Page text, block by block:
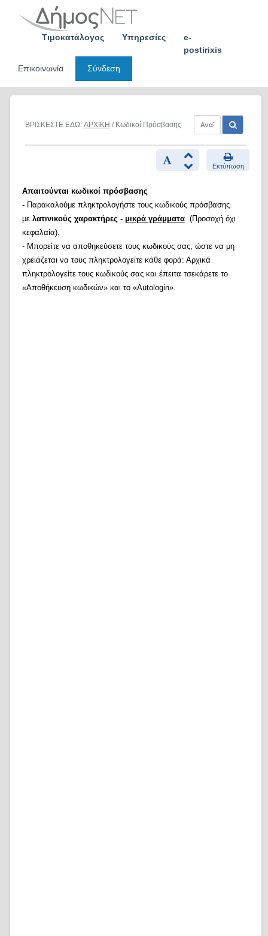
Τιμοκατάλογος Υπηρεσίες
e-
postirixis
Επικοινωνία
Σύνδεση
ΒΡΙΣΚΕΣΤΕ ΕΔΩ: ΑΡΧΙΚΗ / Κωδικοί Πρόσβασης
Εκτύπωση
Απαιτούνται κωδικοί πρόσβασης
- Παρακαλούμε πληκτρολογήστε τους κωδικούς πρόσβασης
με λατινικούς χαρακτήρες - μικρά γράμματα(Προσοχή όχι
κεφαλαία).
- Μπορείτε να αποθηκεύσετε τους κωδικούς σας, ώστε να μη
χρειάζεται να τους πληκτρολογείτε κάθε φορά: Αρχικά
πληκτρολογείτε τους κωδικούς σας και έπειτα τσεκάρετε το
«Αποθήκευση κωδικών» και το «Autologin».